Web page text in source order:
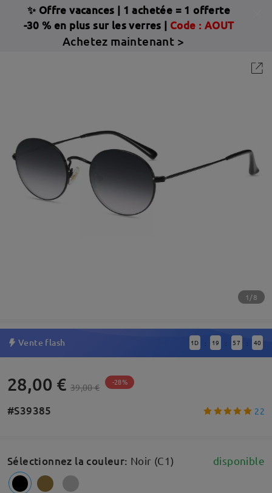
✨ Offre vacances | 1 achetée = 1 offerte
-30 % en plus sur les verres | Code : AOUT
Achetez maintenant >
1/8
Vente flash 1 D : 19 : 57 : 40
28,00 € 39,00 € -28%
#S39385 22
Sélectionnez la couleur: Noir (C1) disponible